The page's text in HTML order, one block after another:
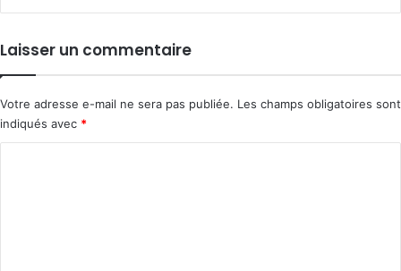
Laisser un commentaire
Votre adresse e-mail ne sera pas publiée. Les champs obligatoires sont
indiqués avec *